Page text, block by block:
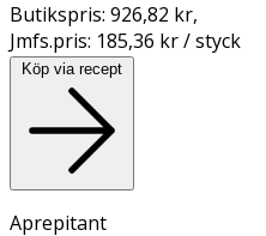
Butikspris: 926,82 kr,
Jmfs.pris: 185,36 kr / styck
Köp via recept
Aprepitant